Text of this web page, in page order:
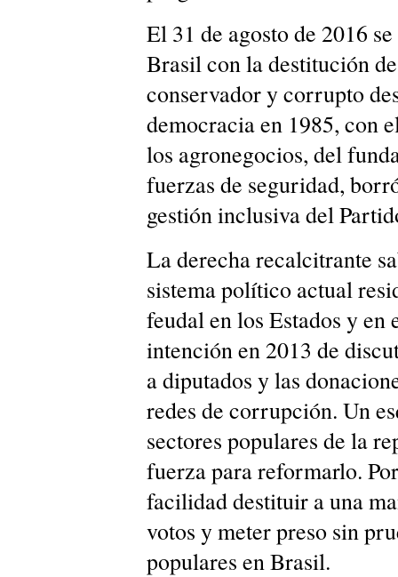
El 31 de agosto de 2016
Brasil con la destitución
conservador y corrupto
democracia en 1985, con
los agronegocios, del
fuerzas de seguridad,
gestión inclusiva del
La derecha recalcitrante
sistema político actual
feudal en los Estados y
intención en 2013 de
a diputados y las
redes de corrupción. Un
sectores populares de la
fuerza para reformarlo.
facilidad destituir a una
votos y meter preso sin
populares en Brasil.